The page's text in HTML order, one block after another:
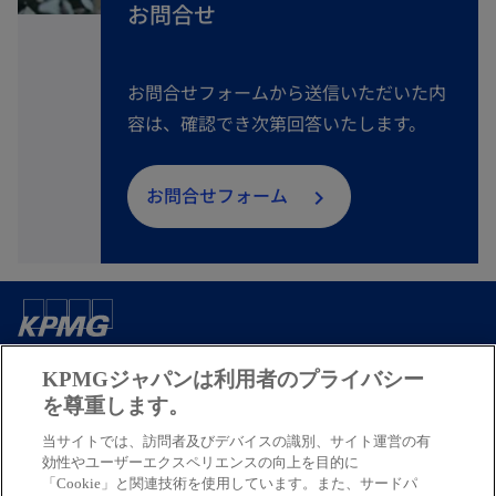
お問合せ
お問合せフォームから送信いただいた内
容は、確認でき次第回答いたします。
お問合せフォーム
ご案内
サービス
KPMGジャパンは利用者のプライバシー
を尊重します。
当サイトでは、訪問者及びデバイスの識別、サイト運営の有
効性やユーザーエクスペリエンスの向上を目的に
「Cookie」と関連技術を使用しています。また、サードパ